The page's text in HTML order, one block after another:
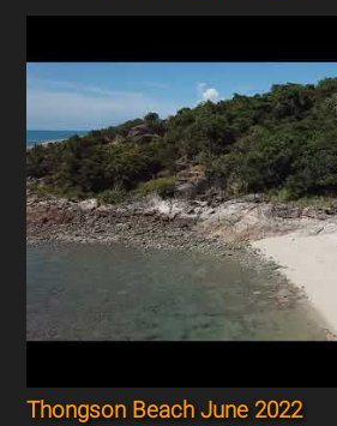
Thongson Beach June 2022